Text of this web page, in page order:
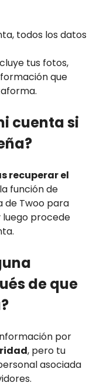
todos los datos
tus fotos,
que
cuenta si
recuperar el
función de
de Twoo para
procede
de que
por
, pero tu
asociada